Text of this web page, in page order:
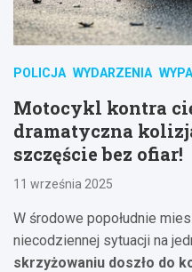
POLICJA WYDARZENIA
Motocykl kontra
dramatyczna
szczęście bez ofiar!
11 września 2025
W środowe popołudnie
niecodziennej sytuacji na
skrzyżowaniu doszło do